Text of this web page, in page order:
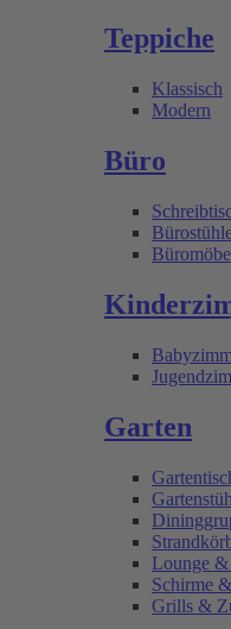
Teppiche
Klassisch
Modern
Büro
Garten
Lounge
Schirme
Grills &